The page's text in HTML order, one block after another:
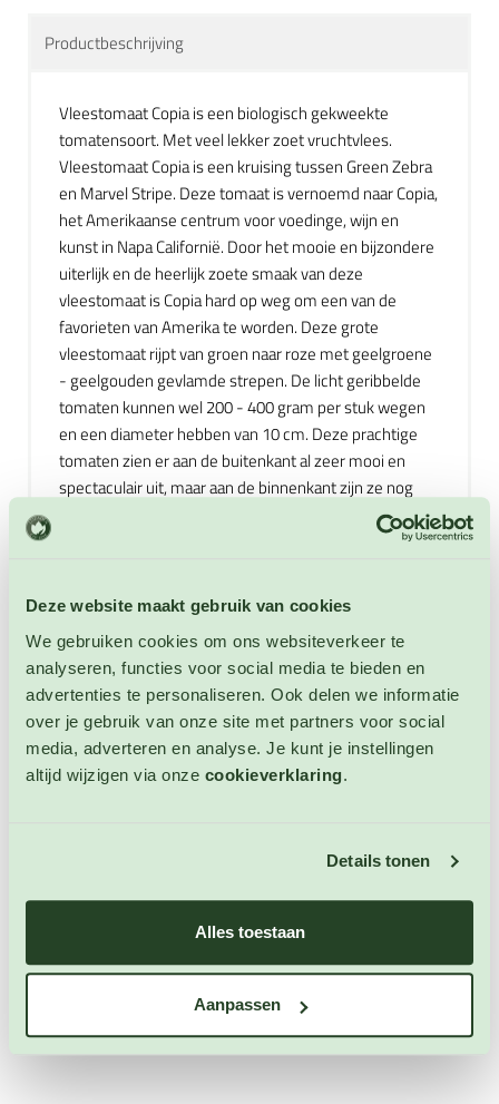
Deze website maakt gebruik van cookies
We gebruiken cookies om ons websiteverkeer te
analyseren, functies voor social media te bieden en
advertenties te personaliseren. Ook delen we informatie
over je gebruik van onze site met partners voor social
media, adverteren en analyse. Je kunt je instellingen
altijd wijzigen via onze cookieverklaring.
Details tonen
Alles toestaan
Aanpassen
Productbeschrijving
Vleestomaat Copia is een biologisch gekweekte
tomatensoort. Met veel lekker zoet vruchtvlees.
Vleestomaat Copia is een kruising tussen Green Zebra
en Marvel Stripe. Deze tomaat is vernoemd naar Copia,
het Amerikaanse centrum voor voedinge, wijn en
kunst in Napa Californië. Door het mooie en bijzondere
uiterlijk en de heerlijk zoete smaak van deze
vleestomaat is Copia hard op weg om een van de
favorieten van Amerika te worden. Deze grote
vleestomaat rijpt van groen naar roze met geelgroene
- geelgouden gevlamde strepen. De licht geribbelde
tomaten kunnen wel 200 - 400 gram per stuk wegen
en een diameter hebben van 10 cm. Deze prachtige
tomaten zien er aan de buitenkant al zeer mooi en
spectaculair uit, maar aan de binnenkant zijn ze nog
veel mooier. Het gouden vruchtvlees is doorspekt met
rode, oranje, gele en roze strepen. Het lekker sappige
tomatensmaak met een klein zuurtje. De planten
hebben een onbegrensde groei. Redelijk late variant
die na ongeveer 85 dagen rijp is.
Gebruik deze tomaat in salades, sauzen, soepen, op de
boterham, in ketchup en in alle gerechten met tomaat.
Deze tomaat heeft voldoende water, licht, warmte en
ondersteuning nodig. Tomaten bevatten veel vitamine
soort rijpt in ongeveer 65 dagen. Niet winterharde